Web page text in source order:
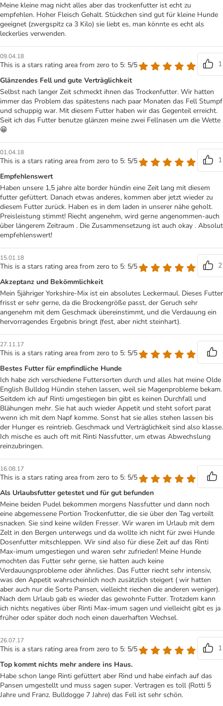
Meine kleine mag nicht alles aber das trockenfutter ist echt zu
empfehlen. Hoher Fleisch Gehalt. Stückchen sind gut für kleine Hunde
geeignet (zwergspitz ca 3 Kilo) sie liebt es, man könnte es echt als
leckerlies verwenden.
09.04.18
This is a stars rating area from zero to 5: 5/5
1
Glänzendes Fell und gute Verträglichkeit
Selbst nach langer Zeit schmeckt ihnen das Trockenfutter. Wir hatten
immer das Problem das spätestens nach paar Monaten das Fell Stumpf
und schuppig war. Mit diesem Futter haben wir das Gegenteil erreicht.
Seit ich das Futter benutze glänzen meine zwei Fellnasen um die Wette
😁
01.04.18
This is a stars rating area from zero to 5: 5/5
1
Empfehlenswert
Haben unsere 1,5 jahre alte border hündin eine Zeit lang mit diesem
futter gefüttert. Danach etwas anderes, kommen aber jetzt wieder zu
diesem Futter zurück. Haben es in dem laden in unserer nähe geholt.
Preisleistung stimmt! Riecht angenehm, wird gerne angenommen-auch
über längerem Zeitraum . Die Zusammensetzung ist auch okay . Absolut
empfehlenswert!
15.01.18
This is a stars rating area from zero to 5: 5/5
2
Akzeptanz und Bekömmlichkeit
Mein 5jähriger Yorkshire-Mix ist ein absolutes Leckermaul. Dieses Futter
frisst er sehr gerne, da die Brockengröße passt, der Geruch sehr
angenehm mit dem Geschmack übereinstimmt, und die Verdauung ein
hervorragendes Ergebnis bringt (fest, aber nicht steinhart).
27.11.17
This is a stars rating area from zero to 5: 5/5
Bestes Futter für empfindliche Hunde
Ich habe zich verschiedene Futtersorten durch und alles hat meine Olde
English Bulldog Hündin stehen lassen, weil sie Magenprobleme bekam.
Seitdem ich auf Rinti umgestiegen bin gibt es keinen Durchfall und
Blähungen mehr. Sie hat auch wieder Appetit und steht sofort parat
wenn ich mit dem Napf komme. Sonst hat sie alles stehen lassen bis
der Hunger es reintrieb. Geschmack und Verträglichkeit sind also klasse.
Ich mische es auch oft mit Rinti Nassfutter, um etwas Abwechslung
reinzubringen.
16.08.17
This is a stars rating area from zero to 5: 5/5
Als Urlaubsfutter getestet und für gut befunden
Meine beiden Pudel bekommen morgens Nassfutter und dann noch
eine abgemessene Portion Trockenfutter, die sie über den Tag verteilt
snacken. Sie sind keine wilden Fresser. Wir waren im Urlaub mit dem
Zelt in den Bergen unterwegs und da wollte ich nicht für zwei Hunde
Dosenfutter mitschleppen. Wir sind also für diese Zeit auf das Rinti
Max-imum umgestiegen und waren sehr zufrieden! Meine Hunde
mochten das Futter sehr gerne, sie hatten auch keine
Verdauungsprobleme oder ähnliches. Das Futter riecht sehr intensiv,
was den Appetit wahrscheinlich noch zusätzlich steigert ( wir hatten
aber auch nur die Sorte Pansen, vielleicht riechen die anderen weniger).
Nach dem Urlaub gab es wieder das gewohnte Futter. Trotzdem kann
ich nichts negatives über Rinti Max-imum sagen und vielleicht gibt es ja
früher oder später doch noch einen dauerhaften Wechsel.
26.07.17
This is a stars rating area from zero to 5: 5/5
1
Top kommt nichts mehr andere ins Haus.
Habe schon lange Rinti gefüttert aber Rind und habe einfach auf das
Pansen umgestellt und muss sagen super. Vertragen es toll (Rotti 5
Jahre und Franz. Bulldogge 7 Jahre) das Fell ist sehr schön.